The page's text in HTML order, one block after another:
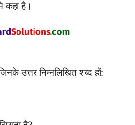
कहा है।
उत्तर निम्नलिखित शब्द हों: